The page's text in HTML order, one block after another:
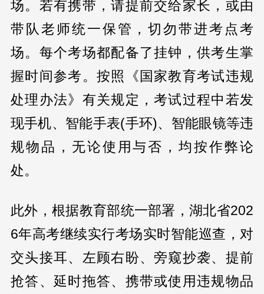
场。若有携带，请提前交给家长，或由
带队老师统一保管，切勿带进考点考
场。每个考场都配备了挂钟，供考生掌
握时间参考。按照《国家教育考试违规
处理办法》有关规定，考试过程中若发
现手机、智能手表(手环)、智能眼镜等违
规物品，无论使用与否，均按作弊论
处。
此外，根据教育部统一部署，湖北省202
6年高考继续实行考场实时智能巡查，对
交头接耳、左顾右盼、旁窥抄袭、提前
抢答、延时拖答、携带或使用违规物品